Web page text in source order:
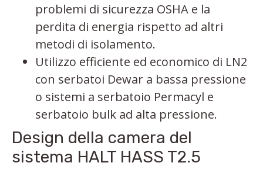
problemi di sicurezza OSHA e la
perdita di energia rispetto ad altri
metodi di isolamento.
Utilizzo efficiente ed economico di LN2
con serbatoi Dewar a bassa pressione
o sistemi a serbatoio Permacyl e
serbatoio bulk ad alta pressione.
Design della camera del
sistema HALT HASS T2.5